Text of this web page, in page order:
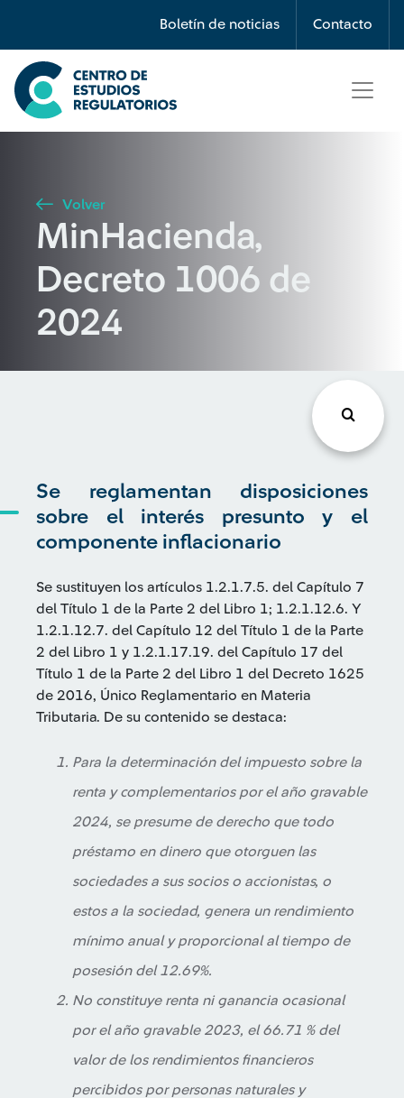
Boletín de noticias Contacto
Búsqueda
Seleccione país
Buscar
Volver
MinHacienda,
Decreto 1006 de
2024
Se reglamentan disposiciones
sobre el interés presunto y el
componente inflacionario
Se sustituyen los artículos 1.2.1.7.5. del Capítulo 7
del Título 1 de la Parte 2 del Libro 1; 1.2.1.12.6. Y
1.2.1.12.7. del Capítulo 12 del Título 1 de la Parte
2 del Libro 1 y 1.2.1.17.19. del Capítulo 17 del
Título 1 de la Parte 2 del Libro 1 del Decreto 1625
de 2016, Único Reglamentario en Materia
Tributaria. De su contenido se destaca:
Para la determinación del impuesto sobre la
renta y complementarios por el año gravable
2024, se presume de derecho que todo
préstamo en dinero que otorguen las
sociedades a sus socios o accionistas, o
estos a la sociedad, genera un rendimiento
mínimo anual y proporcional al tiempo de
posesión del 12.69%.
No constituye renta ni ganancia ocasional
por el año gravable 2023, el 66.71 % del
valor de los rendimientos financieros
percibidos por personas naturales y